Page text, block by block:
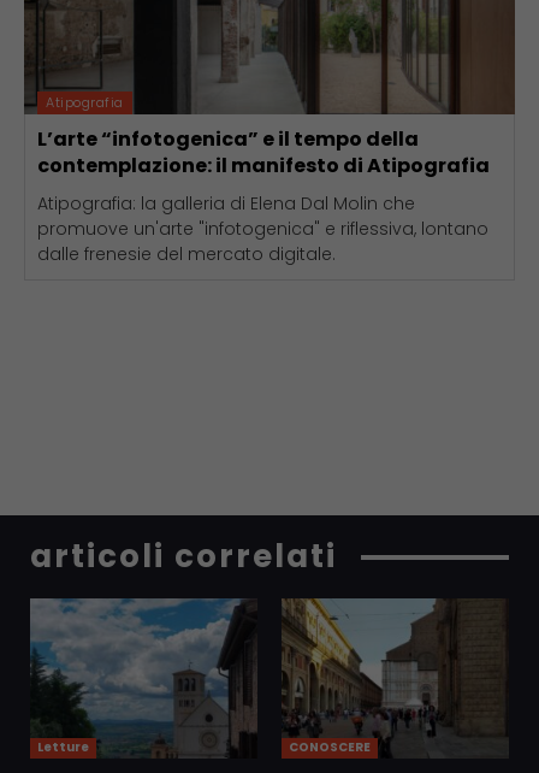
Atipografia
L’arte “infotogenica” e il tempo della
contemplazione: il manifesto di Atipografia
Atipografia: la galleria di Elena Dal Molin che
promuove un'arte "infotogenica" e riflessiva, lontano
dalle frenesie del mercato digitale.
articoli correlati
Letture CONOSCERE